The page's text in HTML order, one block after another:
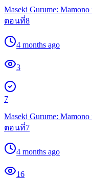
Maseki Gurume:
ตอนที่8
4 months ago
3
7
Maseki Gurume:
ตอนที่7
4 months ago
16